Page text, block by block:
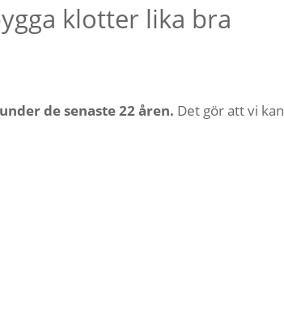
klotter lika bra
de senaste 22 åren. Det gör att vi kan